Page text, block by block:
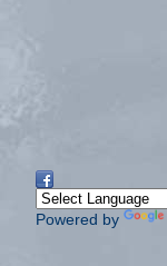
Powered by